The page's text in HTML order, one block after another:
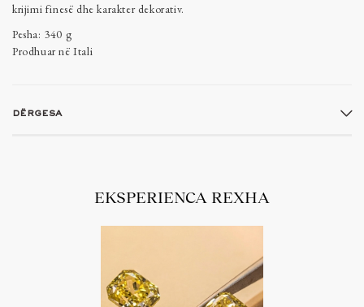
krijimi finesë dhe karakter dekorativ.
Pesha: 340 g
Prodhuar në Itali
dërgesa
EKSPERIENCA REXHA